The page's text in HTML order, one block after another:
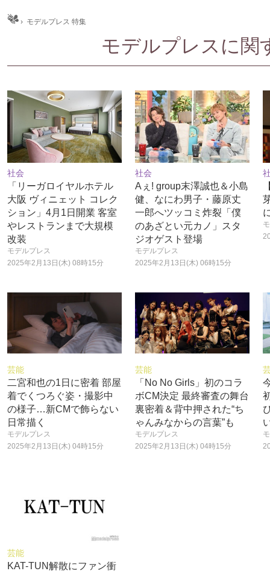
› モデルプレス 特集
モデルプレスに関
社会
「リーガロイヤルホテル
大阪 ヴィニェット コレク
ション」4月1日開業 客室
やレストランまで大規模
改装
モデルプレス
2025年2月13日(木) 08時15分
社会
Aぇ! group末澤誠也＆小島
健、なにわ男子・藤原丈
一郎へツッコミ炸裂「僕
のあざとい元カノ」スタ
ジオゲスト登場
モデルプレス
2025年2月13日(木) 06時15分
芸能
二宮和也の1日に密着 部屋
着でくつろぐ姿・撮影中
の様子…新CMで飾らない
日常描く
モデルプレス
2025年2月13日(木) 04時15分
芸能
「No No Girls」初のコラ
ボCM決定 最終審査の舞台
裏密着＆背中押された“ち
ゃんみなからの言葉”も
モデルプレス
2025年2月13日(木) 04時15分
芸能
KAT-TUN解散にファン衝